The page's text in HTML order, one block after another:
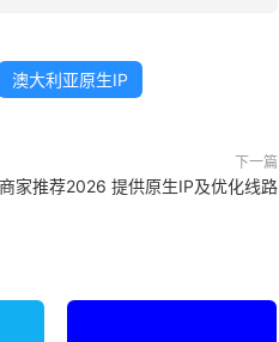
澳大利亚原生IP
下一篇
家推荐2026 提供原生IP及优化线路